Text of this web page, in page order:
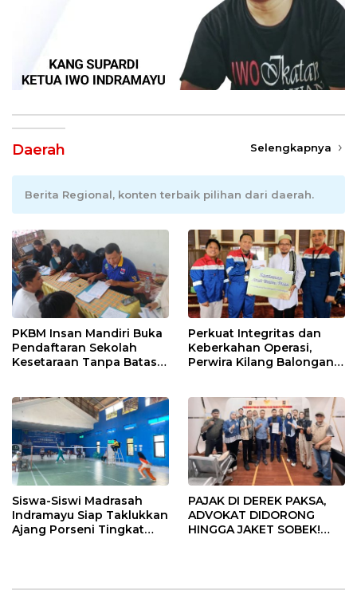
Daerah Selengkapnya
Berita Regional, konten terbaik pilihan dari daerah.
PKBM Insan Mandiri Buka
Pendaftaran Sekolah
Kesetaraan Tanpa Batas
Perkuat Integritas dan
Keberkahan Operasi,
Perwira Kilang Balongan
Siswa-Siswi Madrasah
Indramayu Siap Taklukkan
Ajang Porseni Tingkat
PAJAK DI DEREK PAKSA,
ADVOKAT DIDORONG
HINGGA JAKET SOBEK!